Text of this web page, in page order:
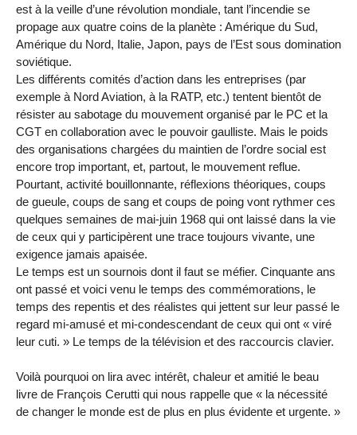
est à la veille d’une révolution mondiale, tant l’incendie se
propage aux quatre coins de la planète : Amérique du Sud,
Amérique du Nord, Italie, Japon, pays de l’Est sous domination
soviétique.
Les différents comités d’action dans les entreprises (par
exemple à Nord Aviation, à la RATP, etc.) tentent bientôt de
résister au sabotage du mouvement organisé par le PC et la
CGT en collaboration avec le pouvoir gaulliste. Mais le poids
des organisations chargées du maintien de l’ordre social est
encore trop important, et, partout, le mouvement reflue.
Pourtant, activité bouillonnante, réflexions théoriques, coups
de gueule, coups de sang et coups de poing vont rythmer ces
quelques semaines de mai-juin 1968 qui ont laissé dans la vie
de ceux qui y participèrent une trace toujours vivante, une
exigence jamais apaisée.
Le temps est un sournois dont il faut se méfier. Cinquante ans
ont passé et voici venu le temps des commémorations, le
temps des repentis et des réalistes qui jettent sur leur passé le
regard mi-amusé et mi-condescendant de ceux qui ont « viré
leur cuti. » Le temps de la télévision et des raccourcis clavier.
Voilà pourquoi on lira avec intérêt, chaleur et amitié le beau
livre de François Cerutti qui nous rappelle que « la nécessité
de changer le monde est de plus en plus évidente et urgente. »